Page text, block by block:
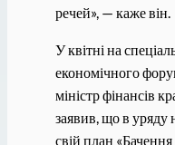
речей», — каже він.
У квітні на
економічного
міністр фінансів
заявив, що в уряду
свій план